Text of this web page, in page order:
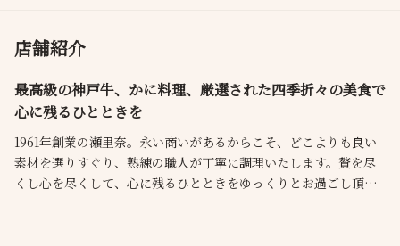
店舗紹介
最高級の神戸牛、かに料理、厳選された四季折々の美食で
心に残るひとときを
1961年創業の瀬里奈。永い商いがあるからこそ、どこよりも良い
素材を選りすぐり、熟練の職人が丁寧に調理いたします。贅を尽
くし心を尽くして、心に残るひとときをゆっくりとお過ごし頂け